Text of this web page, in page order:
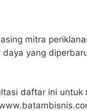
mitra
yang
daftar ini